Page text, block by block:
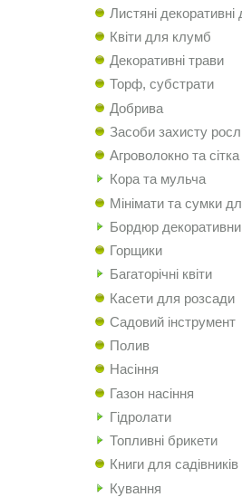
Листяні декоративні
Квіти для клумб
Декоративні трави
Торф, субстрати
Добрива
Засоби захисту
Агроволокно та сітка
Кора та мульча
Мінімати та сумки
Бордюр
Горщики
Багаторічні квіти
Касети для розсади
Садовий інструмент
Полив
Насіння
Газон насіння
Гідролати
Топливні брикети
Книги для садівників
Кування